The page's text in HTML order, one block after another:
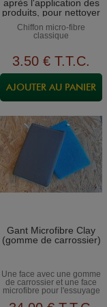
après l'application des
produits, pour nettoyer
la carrosserie, le
tableau de bord...
Chiffon micro-fibre
classique
3.50 € T.T.C.
Gant Microfibre Clay
(gomme de carrossier)
Une face avec une gomme
de carrossier et une face
microfibre pour l'essuyage